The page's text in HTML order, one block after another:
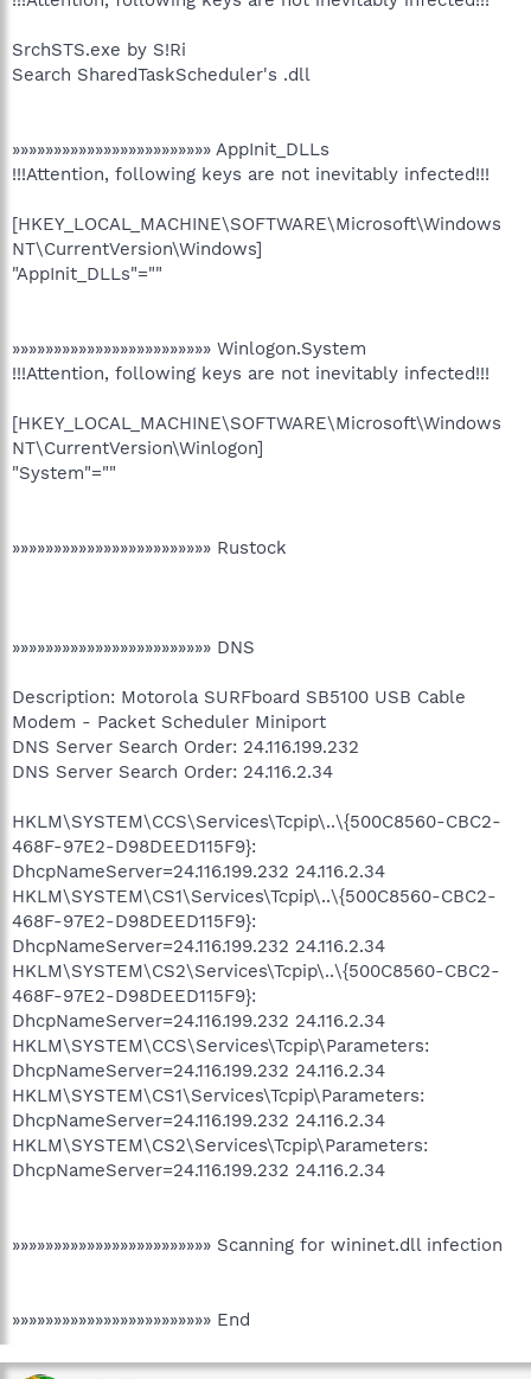
SrchSTS.exe by S!Ri
Search SharedTaskScheduler's .dll
»»»»»»»»»»»»»»»»»»»»»»»» AppInit_DLLs
!!!Attention, following keys are not inevitably infected!!!
[HKEY_LOCAL_MACHINE\SOFTWARE\Microsoft\Windows
NT\CurrentVersion\Windows]
"AppInit_DLLs"=""
»»»»»»»»»»»»»»»»»»»»»»»» Winlogon.System
!!!Attention, following keys are not inevitably infected!!!
[HKEY_LOCAL_MACHINE\SOFTWARE\Microsoft\Windows
NT\CurrentVersion\Winlogon]
"System"=""
»»»»»»»»»»»»»»»»»»»»»»»» Rustock
»»»»»»»»»»»»»»»»»»»»»»»» DNS
Description: Motorola SURFboard SB5100 USB Cable
Modem - Packet Scheduler Miniport
DNS Server Search Order: 24.116.199.232
DNS Server Search Order: 24.116.2.34
HKLM\SYSTEM\CCS\Services\Tcpip\..\{500C8560-CBC2-
468F-97E2-D98DEED115F9}:
DhcpNameServer=24.116.199.232 24.116.2.34
HKLM\SYSTEM\CS1\Services\Tcpip\..\{500C8560-CBC2-
468F-97E2-D98DEED115F9}:
DhcpNameServer=24.116.199.232 24.116.2.34
HKLM\SYSTEM\CS2\Services\Tcpip\..\{500C8560-CBC2-
468F-97E2-D98DEED115F9}:
DhcpNameServer=24.116.199.232 24.116.2.34
HKLM\SYSTEM\CCS\Services\Tcpip\Parameters:
DhcpNameServer=24.116.199.232 24.116.2.34
HKLM\SYSTEM\CS1\Services\Tcpip\Parameters:
DhcpNameServer=24.116.199.232 24.116.2.34
HKLM\SYSTEM\CS2\Services\Tcpip\Parameters:
DhcpNameServer=24.116.199.232 24.116.2.34
»»»»»»»»»»»»»»»»»»»»»»»» Scanning for wininet.dll infection
»»»»»»»»»»»»»»»»»»»»»»»» End